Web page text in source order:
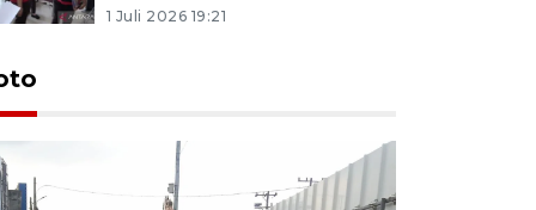
1 Juli 2026 19:21